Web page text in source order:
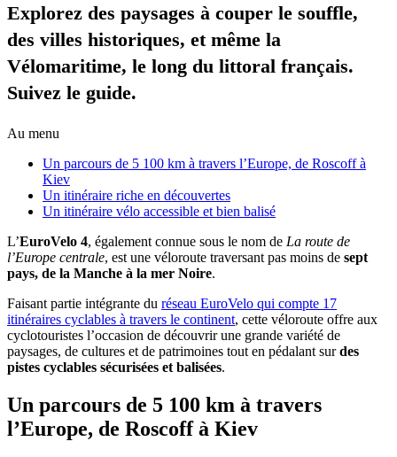
Explorez des paysages à couper le souffle,
des villes historiques, et même la
Vélomaritime, le long du littoral français.
Suivez le guide.
Au menu
Un parcours de 5 100 km à travers l’Europe, de Roscoff à
Kiev
Un itinéraire riche en découvertes
Un itinéraire vélo accessible et bien balisé
L’EuroVelo 4, également connue sous le nom de La route de
l’Europe centrale, est une véloroute traversant pas moins de sept
pays, de la Manche à la mer Noire.
Faisant partie intégrante du réseau EuroVelo qui compte 17
itinéraires cyclables à travers le continent, cette véloroute offre aux
cyclotouristes l’occasion de découvrir une grande variété de
paysages, de cultures et de patrimoines tout en pédalant surdes
pistes cyclables sécurisées et balisées.
Un parcours de 5 100 km à travers
l’Europe, de Roscoff à Kiev